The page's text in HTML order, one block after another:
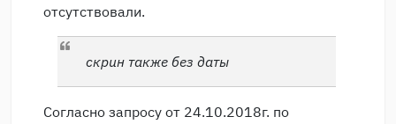
отсутствовали.
скрин также без даты
Согласно запросу от 24.10.2018г. по